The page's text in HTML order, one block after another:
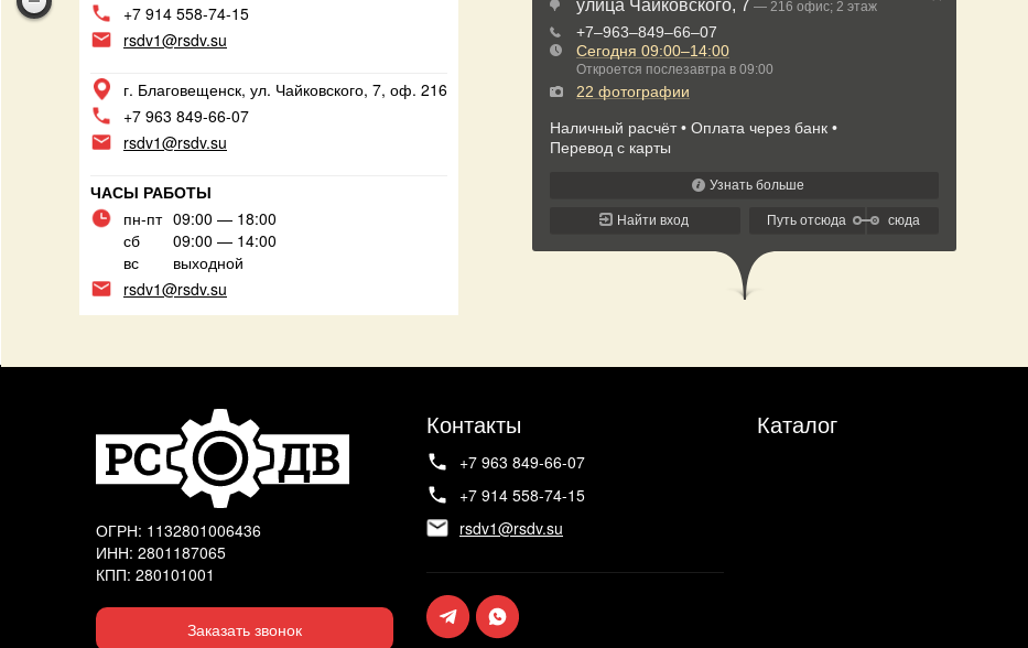
+7 914 558-74-15
rsdv1@rsdv.su
г. Благовещенск, ул. Чайковского, 7, оф. 216
+7 963 849-66-07
rsdv1@rsdv.su
ЧАСЫ РАБОТЫ
пн-пт 09:00 — 18:00
сб
09:00 — 14:00
вс
выходной
rsdv1@rsdv.su
ОГРН: 1132801006436
ИНН: 2801187065
КПП: 280101001
Заказать звонок
Контакты
+7 963 849-66-07
+7 914 558-74-15
rsdv1@rsdv.su
Каталог